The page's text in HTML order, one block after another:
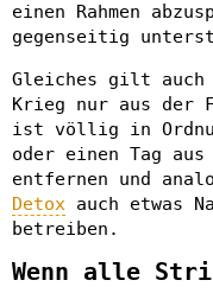
einen Rahmen
gegenseitig
Gleiches gilt
Krieg nur aus der
ist völlig in
oder einen Tag aus
entfernen und
Detox auch etwas
betreiben.
Wenn alle